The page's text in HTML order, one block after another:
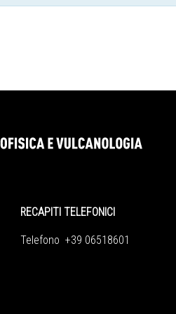
RECAPITI TELEFONICI
Telefono +39 06518601